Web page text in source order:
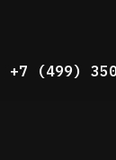
+7 (499)